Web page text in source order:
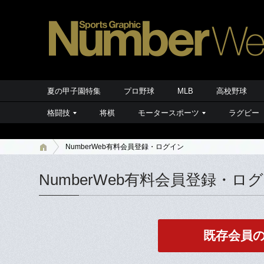
夏の甲子園特集 プロ野球 MLB 高校野球
格闘技 将棋 モータースポーツ ラグビー
NumberWeb有料会員登録・ログイン
NumberWeb有料会員登録・ロ
既存会員